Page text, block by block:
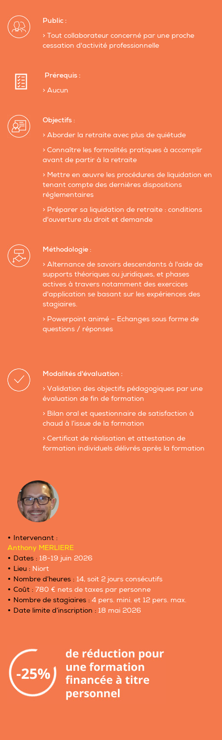
Public :
> Tout collaborateur concerné par une proche
cessation d'activité professionnelle
Prérequis :
> Aucun
Objectifs :
> Aborder la retraite avec plus de quiétude
> Connaître les formalités pratiques à accomplir
avant de partir à la retraite
> Mettre en œuvre les procédures de liquidation en
tenant compte des dernières dispositions
réglementaires
> Préparer sa liquidation de retraite : conditions
d'ouverture du droit et demande
Méthodologie :
> Alternance de savoirs descendants à l'aide de
supports théoriques ou juridiques, et phases
actives à travers notamment des exercices
d'application se basant sur les expériences des
stagiaires.
> Powerpoint animé – Echanges sous forme de
questions / réponses
Modalités d'évaluation :
> Validation des objectifs pédagogiques par une
évaluation de fin de formation
> Bilan oral et questionnaire de satisfaction à
chaud à l’issue de la formation
> Certificat de réalisation et attestation de
formation individuels délivrés après la formation
Intervenant :
Anthony MERLIERE
Dates : 18-19 juin 2026
Lieu : Niort
Nombre d’heures : 14, soit 2 jours consécutifs
Coût : 780 € nets de taxes par personne
Nombre de stagiaires : 4 pers. mini. et 12 pers. max.
Date limite d’inscription : 18 mai 2026